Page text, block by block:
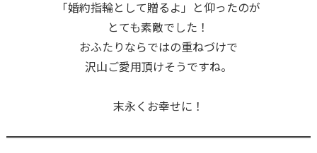
「婚約指輪として贈るよ」と仰ったのが
とても素敵でした！
おふたりならではの重ねづけで
沢山ご愛用頂けそうですね。
末永くお幸せに！